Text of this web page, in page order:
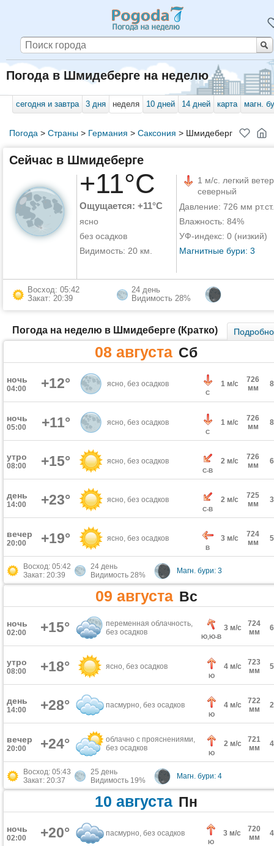
Погода в Шмидеберге на неделю
сегодня и завтра 3 дня неделя 10 дней 14 дней карта магн.
Погода > Страны> Германия > Саксония > Шмидеберг
Сейчас в Шмидеберге
+11°C
Ощущается: +11°C
ясно
без осадков
Видимость: 20 км.
1 м/с. легкий
северный
Давление: 726 мм рт.ст.
Влажность: 84%
УФ-индекс: 0 (низкий)
Магнитные бури: 3
Восход: 05:42
Закат: 20:39
24 день
Видимость 28%
Погода на неделю в Шмидеберге (Кратко) Подробно
08 августа Сб
ночь
04:00 +12° ясно, без осадков
С
1 м/с
726
мм
ночь
05:00 +11° ясно, без осадков
С
1 м/с
726
мм
утро
08:00 +15° ясно, без осадков
С-В
2 м/с
726
мм
день
14:00 +23° ясно, без осадков
С-В
2 м/с
725
мм
вечер
20:00 +19° ясно, без осадков
В
3 м/с
724
мм
Восход: 05:42
Закат: 20:39
24 день
Видимость 28%
Магн. бури: 3
09 августа Вс
ночь
02:00 +15°
переменная облачность,
без осадков
Ю,Ю-В
3 м/с
724
мм
утро
08:00 +18° ясно, без осадков
Ю
4 м/с
723
мм
день
14:00 +28° пасмурно, без осадков
Ю
4 м/с
722
мм
вечер
20:00 +24°
облачно с прояснениями,
без осадков
Ю
2 м/с
721
мм
Восход: 05:43
Закат: 20:37
25 день
Видимость 19%
Магн. бури: 4
10 августа Пн
ночь
02:00 +20° пасмурно, без осадков
Ю
3 м/с
720
мм